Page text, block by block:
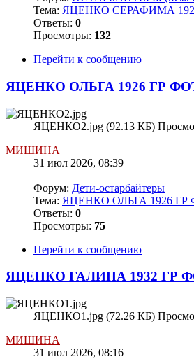
Тема: ЯЦЕНКО СЕРАФИМА
Ответы: 0
Просмотры: 132
Перейти к сообщению
ЯЦЕНКО ОЛЬГА 1926 ГР
ЯЦЕНКО2.jpg (92.13 КБ)
МИШИНА
31 июл 2026, 08:39
Форум: Дети-остарбайтеры
Тема: ЯЦЕНКО ОЛЬГА 1926 ГР
Ответы: 0
Просмотры: 75
Перейти к сообщению
ЯЦЕНКО ГАЛИНА 1932 ГР
ЯЦЕНКО1.jpg (72.26 КБ)
МИШИНА
31 июл 2026, 08:16